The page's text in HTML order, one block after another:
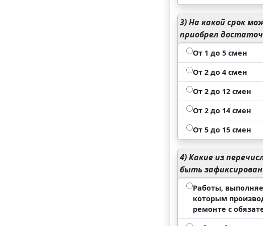
3)На какой срок
приобрел
От 1 до 5 смен
От 2 до 4 смен
От 2 до 12 смен
От 2 до 14 смен
От 5 до 15 смен
4)Какие из
быть
Работы,
которым
ремонте с